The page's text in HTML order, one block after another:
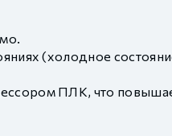
(холодное
ПЛК, что